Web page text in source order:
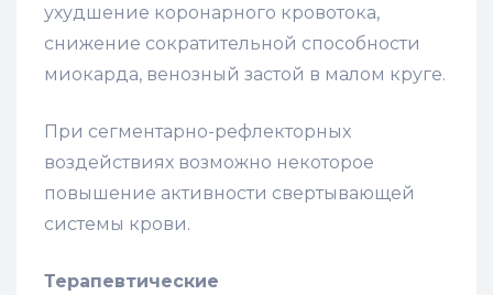
ухудшение коронарного кровотока,
снижение сократительной способно­сти
миокарда, венозный застой в малом круге.
При сегментарно-рефлекторных
воздействиях возможно некоторое
повышение активности свертывающей
системы крови.
Терапевтические